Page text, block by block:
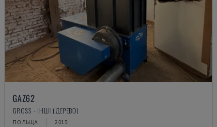
GAZ62
GROSS - ІНШІ (ДЕРЕВО)
ПОЛЬЩА 2015